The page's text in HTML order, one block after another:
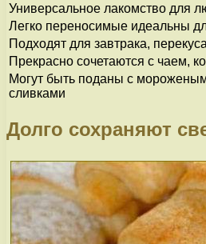
Универсальное лакомство для
Легко переносимые идеальны
Подходят для завтрака,
Прекрасно сочетаются с чаем,
Могут быть поданы с
сливками
Долго сохраняют